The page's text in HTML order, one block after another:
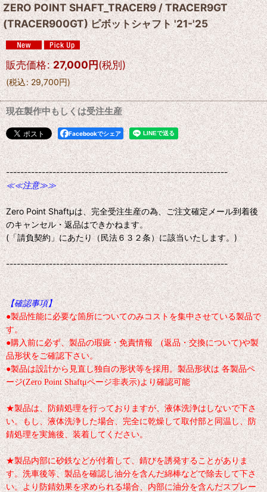
ZERO POINT SHAFT_TRACER9 / TRACER9GT
(TRACER900GT) ピボットシャフト '21-'25
販売価格: 27,000円(税別)
(税込: 29,700円)
現在製作中もしくは受注生産
Facebookでシェア
--------------------------------------------------------------
≪≪注意≫≫
Zero Point Shaftμは、完全受注生産の為、ご注文確定メール到着後
のキャンセル・返品はできかねます。
(「請負契約」にあたり（民法６３２条）に該当いたします。)
--------------------------------------------------------------
【確認事項】
●製品性能に必要な箇所についてのみコストを集中させている製品で
す。
●購入前に必ず、製品の瑕疵・免責情報 (返品・交換について)や製
品形状をご確認下さい。
●製品は設計から見直し独自の形状等を採用。製品形状は 各製品ペ
ージ(Zero Point Shaftμページ非表示)より確認可能
★製品は、防錆処理を行っておりますが、液体洗浄はしないで下さ
い。もし、液体洗浄した場合、完全に乾燥して取付部と同温し、防
錆処理を実施後、装着してください。
★製品内部に砂鉄などが付着して、錆びを誘発することがありま
す。洗車後等、製品を確認し油分を含んだ綿棒などで除去して下さ
い。より防錆効果を求められる場合、内部に油分を含んだスプレー